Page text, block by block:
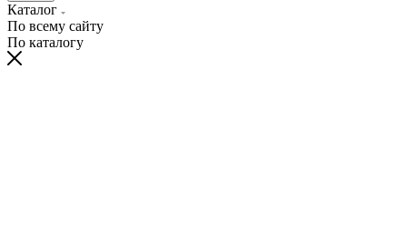
Каталог
По всему сайту
По каталогу